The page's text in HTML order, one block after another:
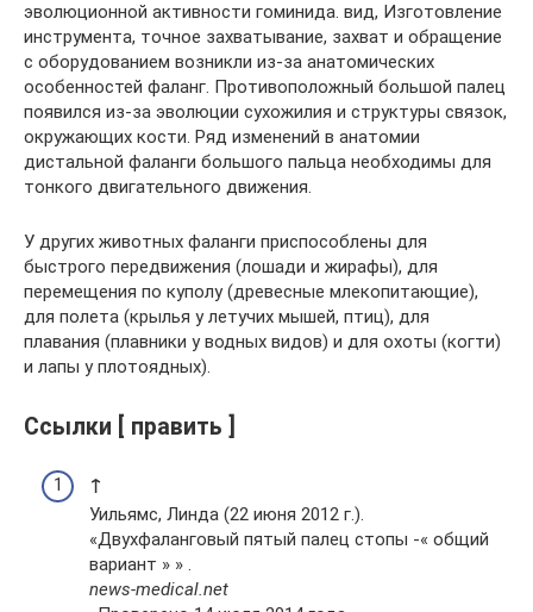
эволюционной активности гоминида. вид, Изготовление
инструмента, точное захватывание, захват и обращение
с оборудованием возникли из-за анатомических
особенностей фаланг. Противоположный большой палец
появился из-за эволюции сухожилия и структуры связок,
окружающих кости. Ряд изменений в анатомии
дистальной фаланги большого пальца необходимы для
тонкого двигательного движения.
У других животных фаланги приспособлены для
быстрого передвижения (лошади и жирафы), для
перемещения по куполу (древесные млекопитающие),
для полета (крылья у летучих мышей, птиц), для
плавания (плавники у водных видов) и для охоты (когти)
и лапы у плотоядных).
Ссылки [ править ]
↑
Уильямс, Линда (22 июня 2012 г.).
«Двухфаланговый пятый палец стопы -« общий
вариант » » .
news-medical.net